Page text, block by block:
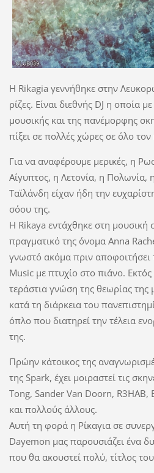
Η Rikagia γεννήθηκε στην
ρίζες. Είναι διεθνής DJ η οποία
μουσικής και της πανέμορφης
πίξει σε πολλές χώρες σε όλο
Για να αναφέρουμε μερικές, η
Αίγυπτος, η Λετονία, η Πολωνία,
Ταϊλάνδη είχαν ήδη την
σόου της.
Η Rikaya εντάχθηκε στη μουσική
πραγματικό της όνομα Anna
γνωστό ακόμα πριν
Music με πτυχίο στο πιάνο.
τεράστια γνώση της θεωρίας
κατά τη διάρκεια του
όπλο που διατηρεί την τέλεια
της.
Πρώην κάτοικος της
της Spark, έχει μοιραστεί τις
Tong, Sander Van Doorn, R3HAB,
και πολλούς άλλους.
Αυτή τη φορά η Ρίκαγια σε
Dayemon μας παρουσιάζει ένα
που θα ακουστεί πολύ, τίτλος